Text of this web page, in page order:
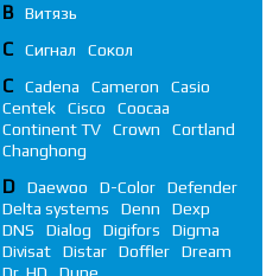
В Витязь
С Сигнал Сокол
C Cadena Cameron
Casio
Centek
Cisco
Coocaa
Continent TV
Crown
Cortland
Changhong
D Daewoo D-Color
Defender
Delta systems
Denn
Dexp
DNS
Dialog Digifors
Digma
Divisat
Distar Doffler
Dream